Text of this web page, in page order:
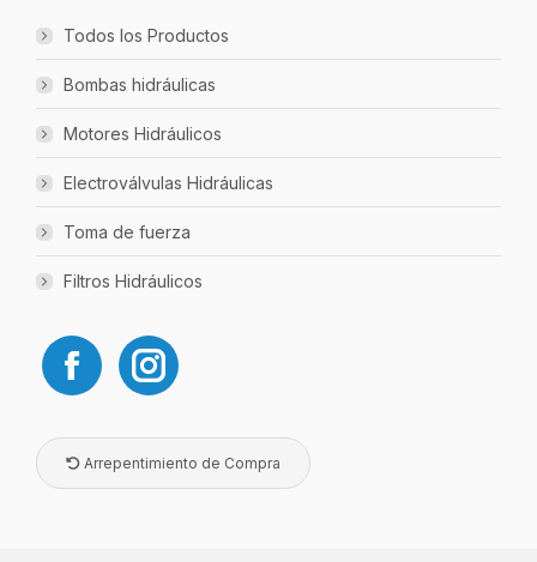
Todos los Productos
Bombas hidráulicas
Motores Hidráulicos
Electroválvulas Hidráulicas
Toma de fuerza
Filtros Hidráulicos
Arrepentimiento de Compra